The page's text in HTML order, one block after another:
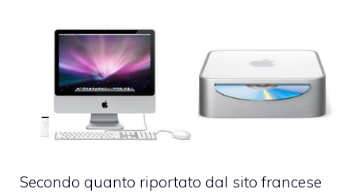
Secondo quanto riportato dal sito francese